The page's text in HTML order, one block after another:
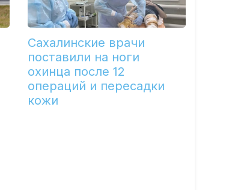
Сахалинские врачи
поставили на ноги
охинца после 12
операций и пересадки
кожи